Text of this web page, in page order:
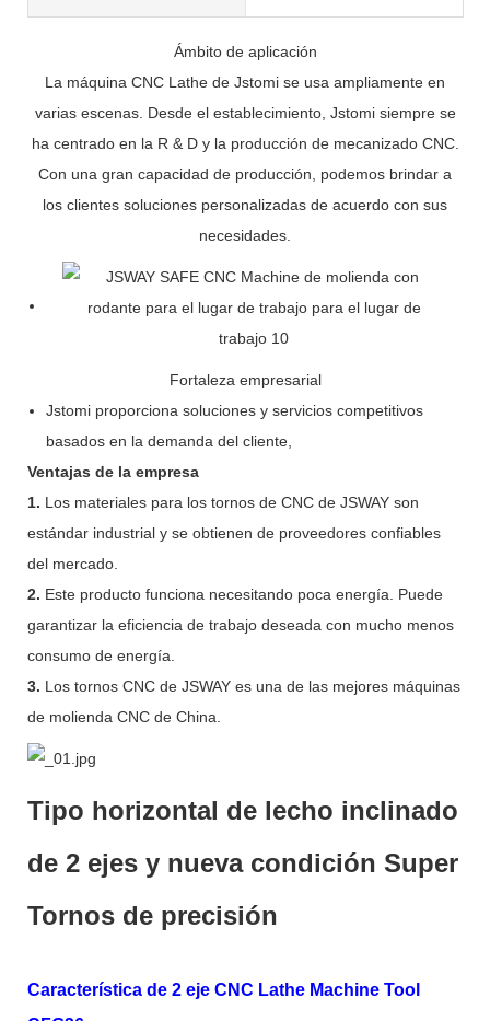
Ámbito de aplicación
La máquina CNC Lathe de Jstomi se usa ampliamente en
varias escenas. Desde el establecimiento, Jstomi siempre se
ha centrado en la R & D y la producción de mecanizado CNC.
Con una gran capacidad de producción, podemos brindar a
los clientes soluciones personalizadas de acuerdo con sus
necesidades.
Fortaleza empresarial
Jstomi proporciona soluciones y servicios competitivos
basados ​​en la demanda del cliente,
Ventajas de la empresa
1. Los materiales para los tornos de CNC de JSWAY son
estándar industrial y se obtienen de proveedores confiables
del mercado.
2. Este producto funciona necesitando poca energía. Puede
garantizar la eficiencia de trabajo deseada con mucho menos
consumo de energía.
3. Los tornos CNC de JSWAY es una de las mejores máquinas
de molienda CNC de China.
Tipo horizontal de lecho inclinado
de 2 ejes y nueva condición Super
Tornos de precisión
Característica de 2 eje CNC Lathe Machine Tool